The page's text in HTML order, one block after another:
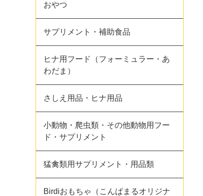
おやつ
サプリメント・補助食品
ヒナ用フード（フォーミュラー・あ
わだま）
さしえ用品・ヒナ用品
小動物・爬虫類・その他動物用フー
ド・サプリメント
猛禽類用サプリメント・用品類
Birdiおもちゃ（こんぱまるオリジナ